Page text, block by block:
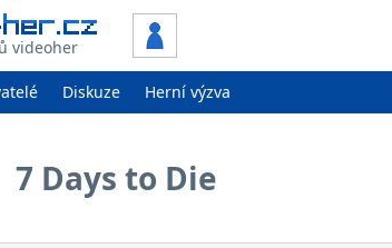
videoher
Diskuze Herní výzva
7 Days to Die